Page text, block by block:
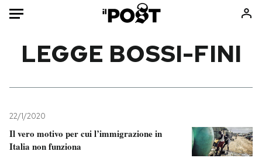
Mondo
Politica
Tecnologia
Consumismi
LEGGE BOSSI-FINI
22/1/2020
Il vero motivo per cui l’immigrazione in
Italia non funziona